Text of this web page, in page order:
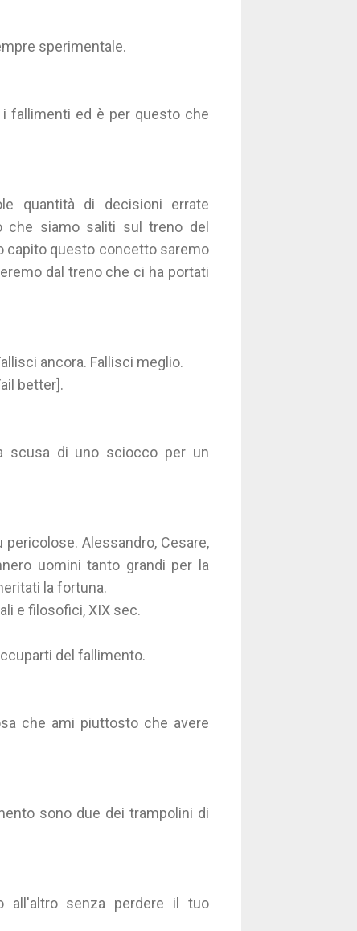
sperimentale.
fallimenti ed è per questo che
quantità di decisioni errate
che siamo saliti sul treno del
capito questo concetto saremo
dal treno che ci ha portati
ancora. Fallisci meglio.
better].
scusa di uno sciocco per un
Alessandro, Cesare,
uomini tanto grandi per la
la fortuna.
e filosofici, XIX sec.
del fallimento.
che ami piuttosto che avere
sono due dei trampolini di
all'altro senza perdere il tuo